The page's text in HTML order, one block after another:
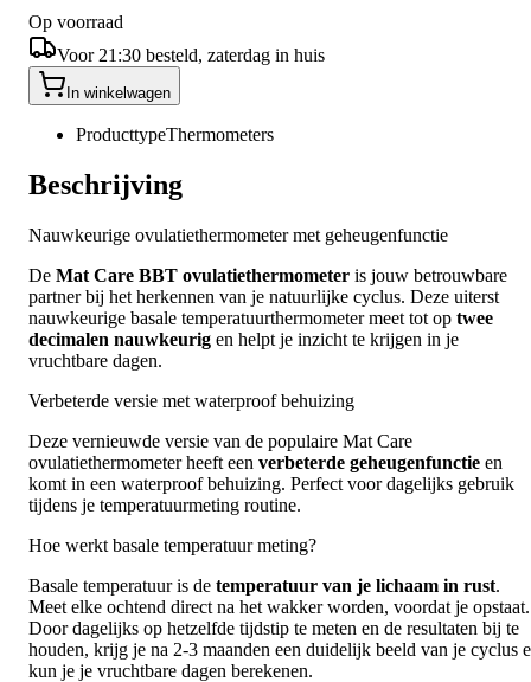
Op voorraad
Voor 21:30 besteld, zaterdag in huis
In winkelwagen
ProducttypeThermometers
Beschrijving
Nauwkeurige ovulatiethermometer met geheugenfunctie
De Mat Care BBT ovulatiethermometer is jouw betrouwbare
partner bij het herkennen van je natuurlijke cyclus. Deze uiterst
nauwkeurige basale temperatuurthermometer meet tot op twee
decimalen nauwkeurig en helpt je inzicht te krijgen in je
vruchtbare dagen.
Verbeterde versie met waterproof behuizing
Deze vernieuwde versie van de populaire Mat Care
ovulatiethermometer heeft een verbeterde geheugenfunctie en
komt in een waterproof behuizing. Perfect voor dagelijks gebruik
tijdens je temperatuurmeting routine.
Hoe werkt basale temperatuur meting?
Basale temperatuur is de temperatuur van je lichaam in rust.
Meet elke ochtend direct na het wakker worden, voordat je opstaat.
Door dagelijks op hetzelfde tijdstip te meten en de resultaten bij te
houden, krijg je na 2-3 maanden een duidelijk beeld van je cyclus
kun je je vruchtbare dagen berekenen.